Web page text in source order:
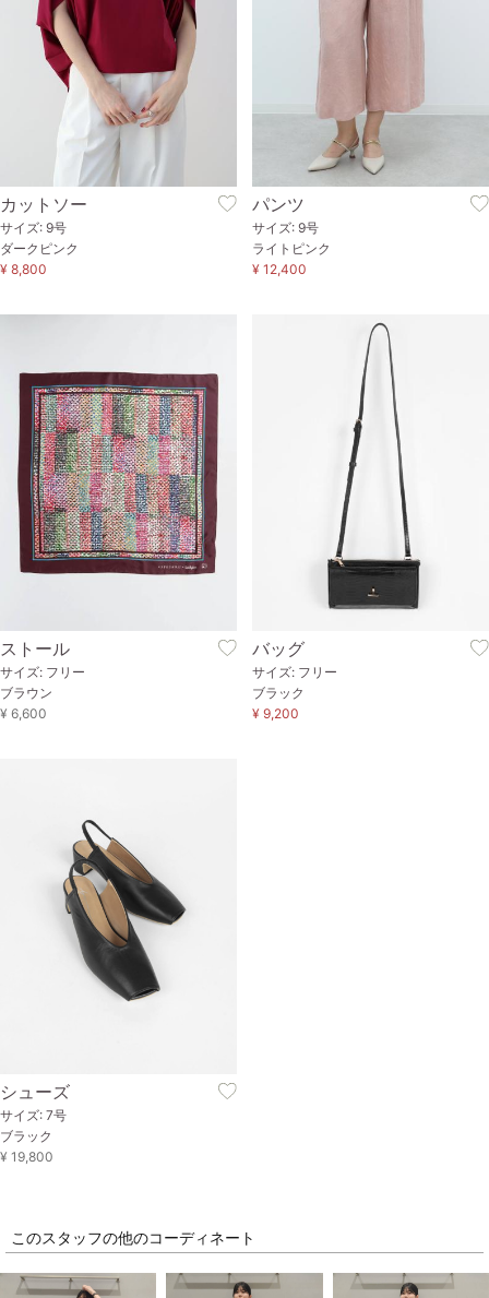
カットソー
サイズ: 9号
ダークピンク
¥ 8,800
パンツ
サイズ: 9号
ライトピンク
¥ 12,400
ストール
サイズ: フリー
ブラウン
¥ 6,600
バッグ
サイズ: フリー
ブラック
¥ 9,200
シューズ
サイズ: 7号
ブラック
¥ 19,800
このスタッフの他のコーディネート